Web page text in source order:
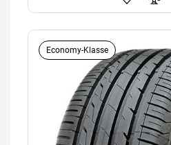
Economy-Klasse